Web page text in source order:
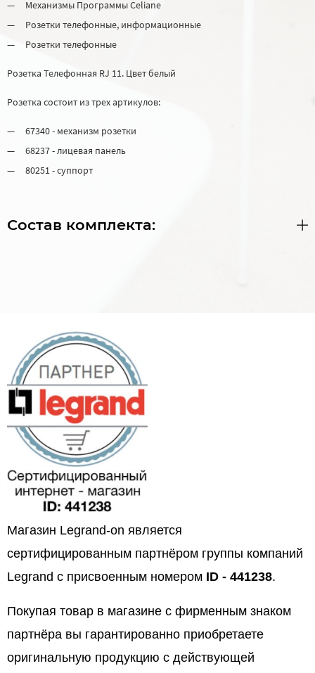
Механизмы Программы Celiane
Розетки телефонные, информационные
Розетки телефонные
Розетка Телефонная RJ 11. Цвет белый
Розетка состоит из трех артикулов:
67340 - механизм розетки
68237 - лицевая панель
80251 - суппорт
Состав комплекта:
Магазин Legrand-on является
сертифицированным партнёром группы компаний
Legrand с присвоенным номером ID - 441238.
Покупая товар в магазине с фирменным знаком
партнёра вы гарантированно приобретаете
оригинальную продукцию с действующей